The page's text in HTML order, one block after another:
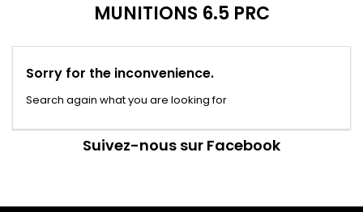
MUNITIONS 6.5 PRC
Sorry for the inconvenience.
Search again what you are looking for
Suivez-nous sur Facebook